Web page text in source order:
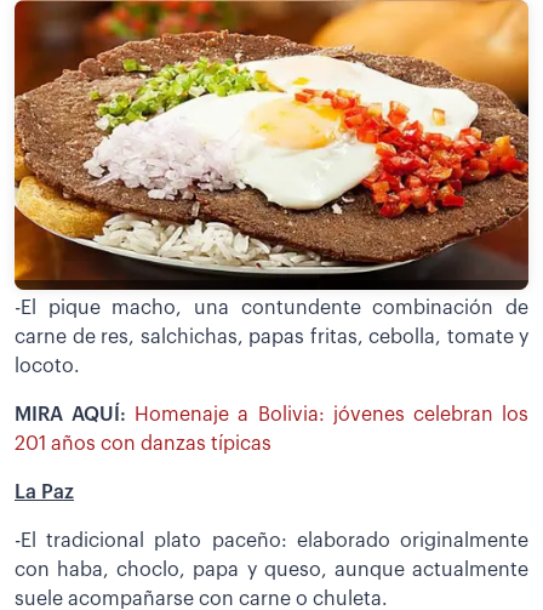
-El pique macho, una contundente combinación de
carne de res, salchichas, papas fritas, cebolla, tomate y
locoto.
MIRA AQUÍ:
Homenaje a Bolivia: jóvenes celebran los
201 años con danzas típicas
La Paz
-El tradicional plato paceño: elaborado originalmente
con haba, choclo, papa y queso, aunque actualmente
suele acompañarse con carne o chuleta.